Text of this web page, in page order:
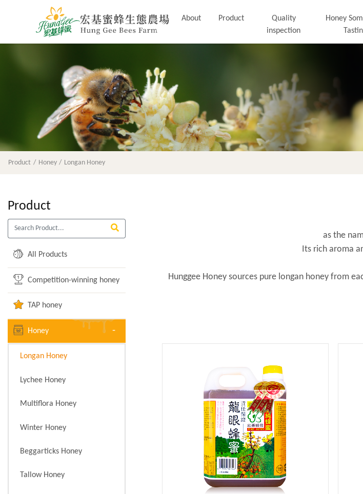
About Product
Quality
inspection
Honey
Product Honey Longan Honey
Product
All Products
Competition-winning honey
TAP honey
Honey
Longan Honey
Lychee Honey
Multiflora Honey
Winter Honey
Beggarticks Honey
Tallow Honey
as the
Its rich aroma
Hunggee Honey sources pure longan honey from